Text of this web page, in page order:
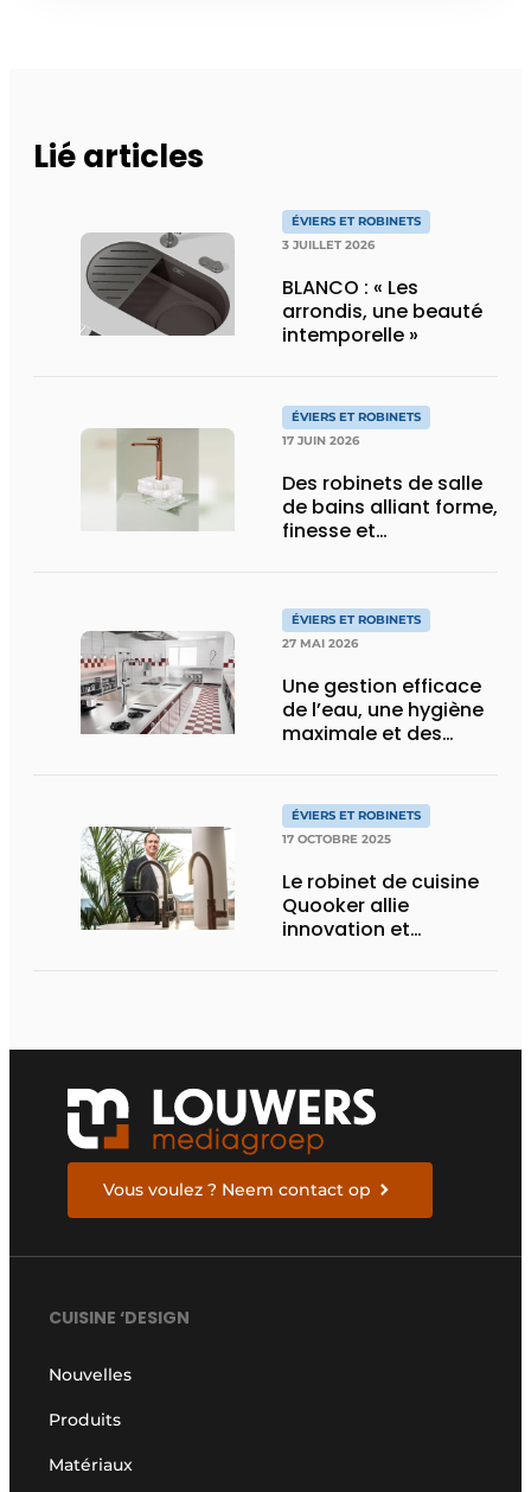
Lié articles
ÉVIERS ET ROBINETS
3 JUILLET 2026
BLANCO : « Les
arrondis, une beauté
intemporelle »
ÉVIERS ET ROBINETS
17 JUIN 2026
Des robinets de salle
de bains alliant forme,
finesse et
ÉVIERS ET ROBINETS
27 MAI 2026
Une gestion efficace
de l’eau, une hygiène
maximale et des
d’une cuisine
professionnelle
tournée vers l’avenir
ÉVIERS ET ROBINETS
17 OCTOBRE 2025
Le robinet de cuisine
Quooker allie
innovation et
Vous voulez ? Neem contact op
CUISINE ‘DESIGN
Nouvelles
Produits
Matériaux